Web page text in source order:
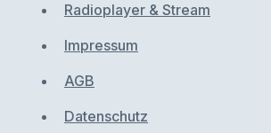
Radioplayer & Stream
Impressum
AGB
Datenschutz